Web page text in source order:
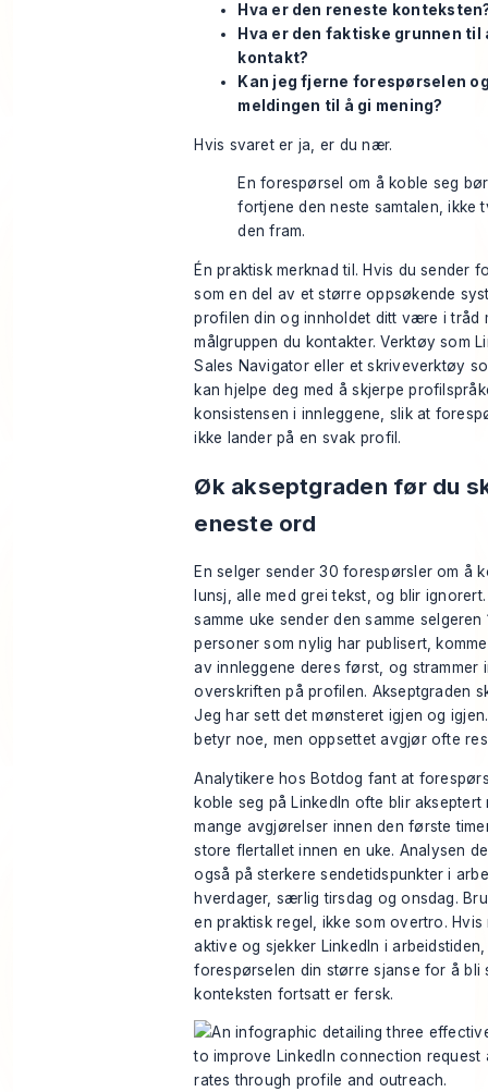
Hva er den reneste
Hva er den faktiske grunnen til
kontakt?
Kan jeg fjerne forespørselen
meldingen til å gi mening?
Hvis svaret er ja, er du nær.
En forespørsel om å koble seg bør
fortjene den neste samtalen, ikke
den fram.
Én praktisk merknad til. Hvis du sender
som en del av et større oppsøkende
profilen din og innholdet ditt være i tråd
målgruppen du kontakter. Verktøy som
Sales Navigator eller et skriveverktøy
kan hjelpe deg med å skjerpe
konsistensen i innleggene, slik at
ikke lander på en svak profil.
Øk akseptgraden før du
eneste ord
En selger sender 30 forespørsler om å
lunsj, alle med grei tekst, og blir
samme uke sender den samme selgeren
personer som nylig har publisert,
av innleggene deres først, og strammer
overskriften på profilen. Akseptgraden
Jeg har sett det mønsteret igjen og
betyr noe, men oppsettet avgjør ofte
Analytikere hos Botdog fantat
koble seg på LinkedIn ofte blir akseptert
mange avgjørelser innen den første
store flertallet innen en uke. Analysen
også på sterkere sendetidspunkter i
hverdager, særlig tirsdag og onsdag.
en praktisk regel, ikke som overtro. Hvis
aktive og sjekker LinkedIn i
forespørselen din større sjanse for å bli
konteksten fortsatt er fersk.